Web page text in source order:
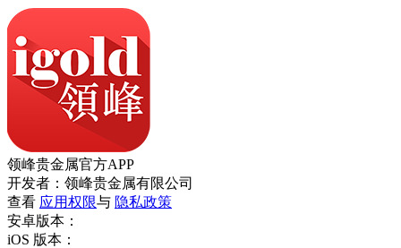
领峰贵金属官方APP
开发者：领峰贵金属有限公司
查看 应用权限与 隐私政策
安卓版本：
iOS 版本：